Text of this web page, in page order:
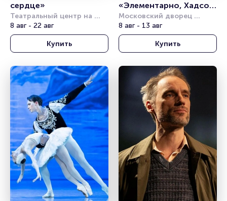
сердце»
Театральный центр на
Страстном
8 авг - 22 авг
Купить
«Элементарно, Хадсон!
Дело о собаке Б.»
Московский дворец
молодёжи
8 авг - 13 авг
Купить